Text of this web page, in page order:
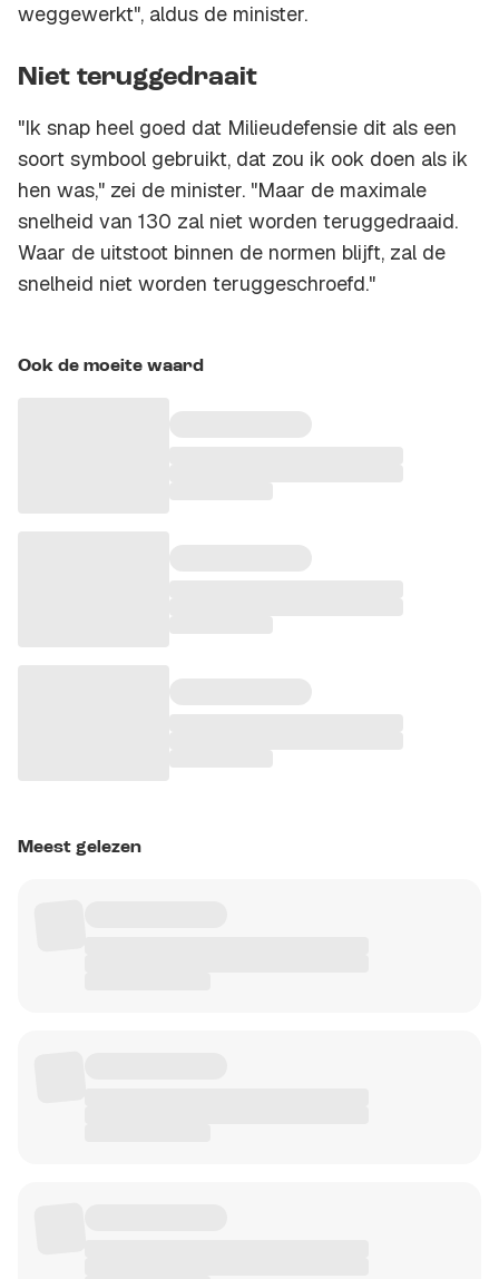
weggewerkt", aldus de minister.
Niet teruggedraait
"Ik snap heel goed dat Milieudefensie dit als een
soort symbool gebruikt, dat zou ik ook doen als ik
hen was," zei de minister. "Maar de maximale
snelheid van 130 zal niet worden teruggedraaid.
Waar de uitstoot binnen de normen blijft, zal de
snelheid niet worden teruggeschroefd."
Ook de moeite waard
Meest gelezen